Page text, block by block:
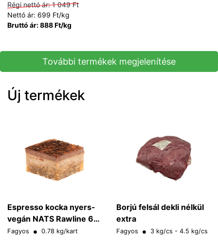
Régi nettó ár:1 049 Ft
Nettó ár: 699 Ft/kg
Bruttó ár: 888 Ft/kg
További termékek megjelenítése
Új termékek
Espresso kocka nyers-
vegán NATS Rawline 65
g
Fagyos 0.78 kg/kart
Borjú felsál dekli nélkül
extra
Fagyos 3 kg/cs - 4.5 kg/cs